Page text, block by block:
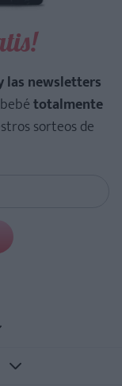
las newsletters
totalmente
sorteos de